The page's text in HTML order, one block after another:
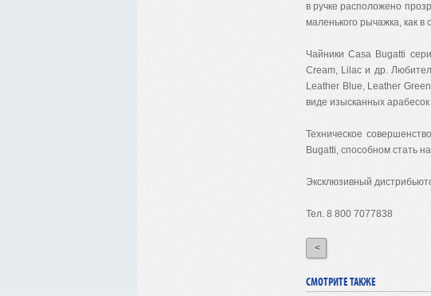
в ручке расположено
маленького рычажка, как в
Чайники Casa Bugatti
Cream, Lilac и др.
Leather Blue, Leather
виде изысканных
Техническое
Bugatti, способном стать
Эксклюзивный
Тел. 8 800 7077838
<
СМОТРИТЕ ТАКЖЕ